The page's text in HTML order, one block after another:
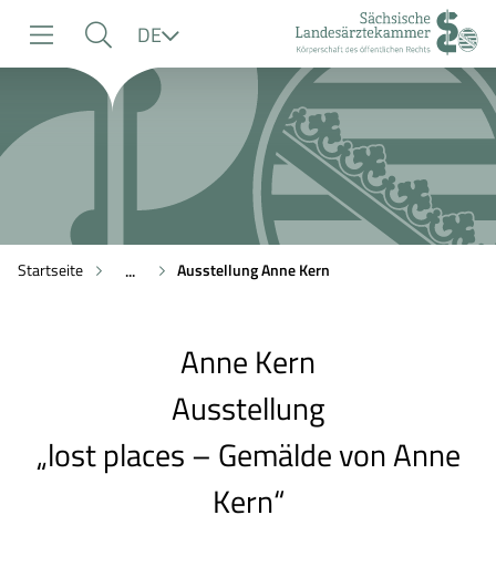
Navigation
Suche
Inhalt
DE
Startseite ... Ausstellung Anne Kern
Anne Kern
Ausstellung
„lost places – Gemälde von Anne
Kern“